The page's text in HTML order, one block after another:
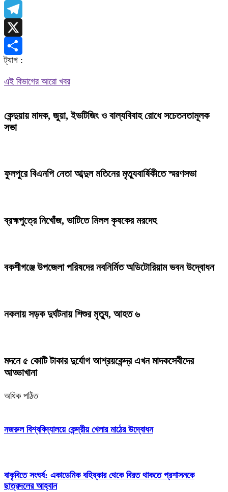
WhatsApp
Telegram
X
Share
ট্যাগ :
এই বিভাগের আরো খবর
কেন্দুয়ায় মাদক, জুয়া, ইভটিজিং ও বাল্যবিবাহ রোধে সচেতনতামূলক
সভা
ফুলপুরে বিএনপি নেতা আব্দুল মতিনের মৃত্যুবার্ষিকীতে স্মরণসভা
ব্রহ্মপুত্রে নিখোঁজ, ভাটিতে মিলল কৃষকের মরদেহ
বকশীগঞ্জে উপজেলা পরিষদের নবনির্মিত অডিটোরিয়াম ভবন উদ্বোধন
নকলায় সড়ক দুর্ঘটনায় শিশুর মৃত্যু, আহত ৬
মদনে ৫ কোটি টাকার দুর্যোগ আশ্রয়কেন্দ্র এখন মাদকসেবীদের
আড্ডাখানা
অধিক পঠিত
নজরুল বিশ্ববিদ্যালয়ে কেন্দ্রীয় খেলার মাঠের উদ্বোধন
বাকৃবিতে সংঘর্ষ: একাডেমিক বহিষ্কার থেকে বিরত থাকতে প্রশাসনকে
ছাত্রদলের আহ্বান